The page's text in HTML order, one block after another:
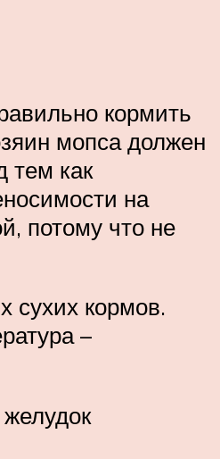
кормить
мопса должен
тем как
на
потому что не
сухих кормов.
–